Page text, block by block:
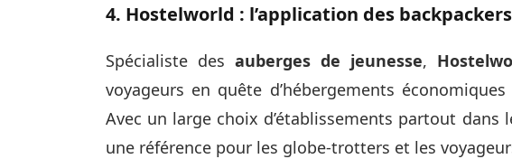
4. Hostelworld : l’application des backpackers
Spécialiste des auberges de jeunesse,
voyageurs en quête d’hébergements
Avec un large choix d’établissements partout
une référence pour les globe-trotters et les